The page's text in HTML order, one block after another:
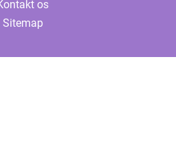
os
Sitemap